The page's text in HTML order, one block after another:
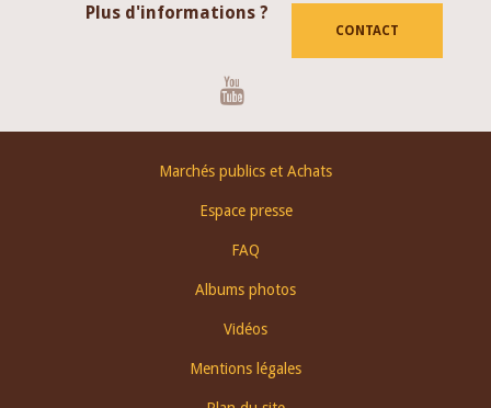
Plus d'informations ?
CONTACT
Marchés publics et Achats
Espace presse
FAQ
Albums photos
Vidéos
Mentions légales